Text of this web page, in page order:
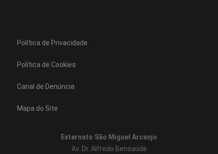
Política de Privacidade
Política de Cookies
Canal de Denúncia
Mapa do Site
Externato São Miguel Arcanjo
Av. Dr. Alfredo Bensaúde